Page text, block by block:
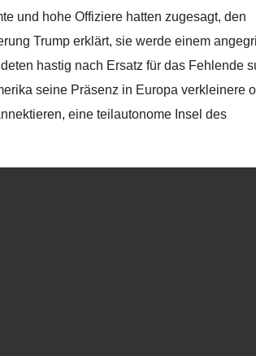
und hohe Offiziere hatten zugesagt, den
Trump erklärt, sie werde einem
hastig nach Ersatz für das Fehlende
seine Präsenz in Europa verkleinere
eine teilautonome Insel des